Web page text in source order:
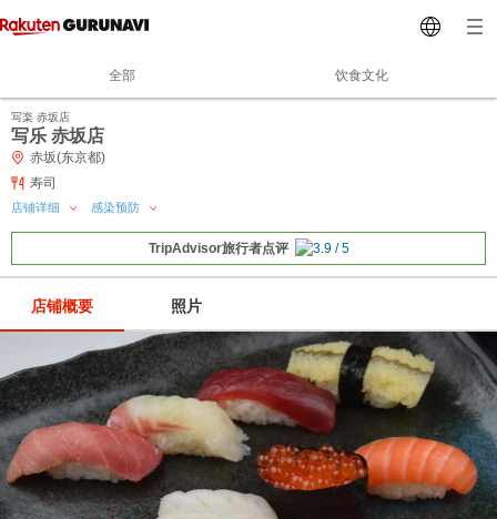
全部 饮食文化
写楽 赤坂店
写乐 赤坂店
赤坂(东京都)
寿司
店铺详细 感染预防
TripAdvisor旅行者点评
店铺概要 照片